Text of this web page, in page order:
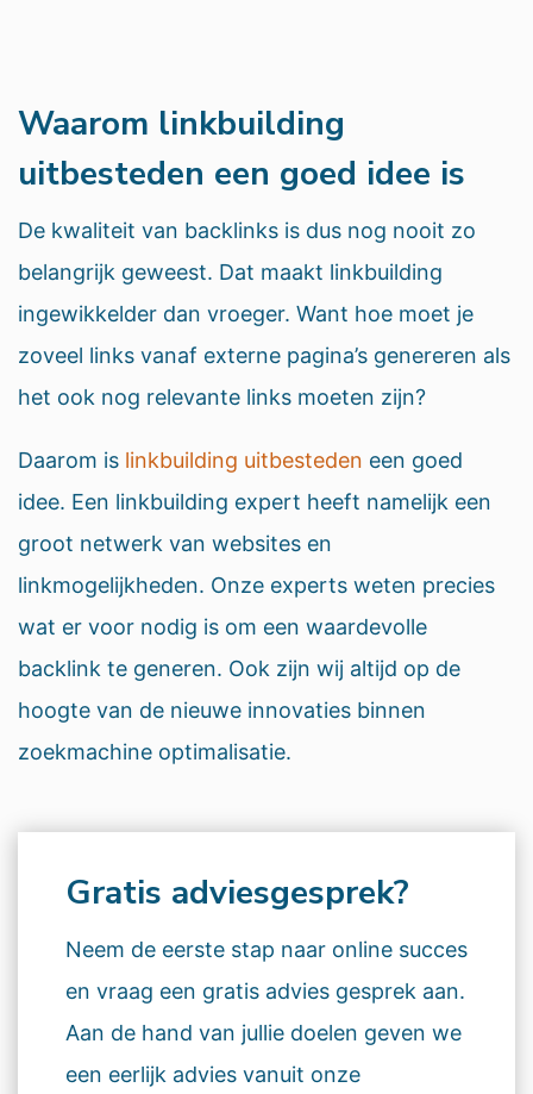
Waarom linkbuilding
uitbesteden een goed idee is
De kwaliteit van backlinks is dus nog nooit zo
belangrijk geweest. Dat maakt linkbuilding
ingewikkelder dan vroeger. Want hoe moet je
zoveel links vanaf externe pagina’s genereren als
het ook nog relevante links moeten zijn?
Daarom is linkbuilding uitbesteden een goed
idee. Een linkbuilding expert heeft namelijk een
groot netwerk van websites en
linkmogelijkheden. Onze experts weten precies
wat er voor nodig is om een waardevolle
backlink te generen. Ook zijn wij altijd op de
hoogte van de nieuwe innovaties binnen
zoekmachine optimalisatie.
Gratis adviesgesprek?
Neem de eerste stap naar online succes
en vraag een gratis advies gesprek aan.
Aan de hand van jullie doelen geven we
een eerlijk advies vanuit onze